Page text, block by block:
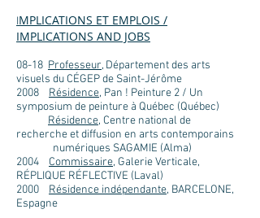
IMPLICATIONS ET EMPLOIS /
IMPLICATIONS AND JOBS
08-18 Professeur, Département des arts
visuels du CÉGEP de Saint-Jérôme
2008 Résidence, Pan ! Peinture 2 / Un
symposium de peinture à Québec (Québec)
Résidence, Centre national de
recherche et diffusion en arts contemporains
numériques SAGAMIE (Alma)
2004 Commissaire, Galerie Verticale,
RÉPLIQUE RÉFLECTIVE (Laval)
2000 Résidence indépendante, BARCELONE,
Espagne